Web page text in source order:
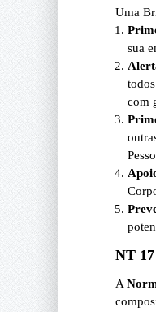
Uma
sua
com
NT
A